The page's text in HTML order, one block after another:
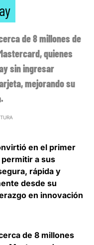
de 8 millones de
quienes
sin ingresar
mejorando su
en el primer
a sus
rápida y
desde su
en innovación
de 8 millones